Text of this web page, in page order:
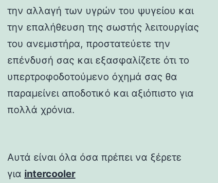
την αλλαγή των υγρών του ψυγείου και
την επαλήθευση της σωστής λειτουργίας
του ανεμιστήρα, προστατεύετε την
επένδυσή σας και εξασφαλίζετε ότι το
υπερτροφοδοτούμενο όχημά σας θα
παραμείνει αποδοτικό και αξιόπιστο για
πολλά χρόνια.
Αυτά είναι όλα όσα πρέπει να ξέρετε
για intercooler